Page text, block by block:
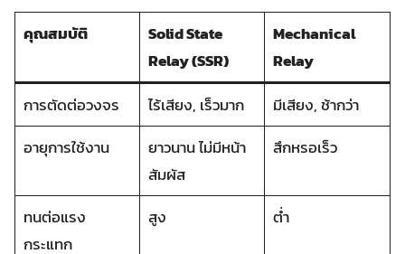
คุณสมบัติ
Solid State
Relay (SSR)
Mechanical
Relay
การตัดต่อวงจร
ไร้เสียง, เร็วมาก
มีเสียง, ช้ากว่า
อายุการใช้งาน
ยาวนาน ไม่มีหน้า
สัมผัส
สึกหรอเร็ว
ทนต่อแรง
กระแทก
สูง ต่ำ